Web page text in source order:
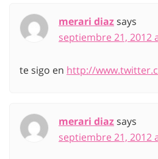
merari diazsays
septiembre 21, 2012
te sigo en http://
merari diazsays
septiembre 21, 2012